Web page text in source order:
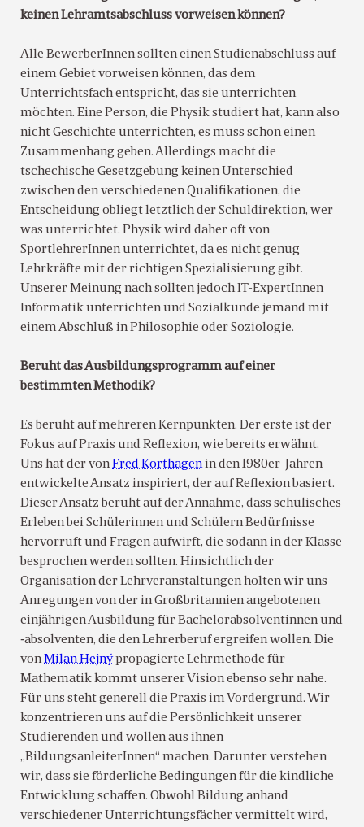
keinen Lehramtsabschluss vorweisen können?
Alle BewerberInnen sollten einen Studienabschluss auf
einem Gebiet vorweisen können, das dem
Unterrichtsfach entspricht, das sie unterrichten
möchten. Eine Person, die Physik studiert hat, kann also
nicht Geschichte unterrichten, es muss schon einen
Zusammenhang geben. Allerdings macht die
tschechische Gesetzgebung keinen Unterschied
zwischen den verschiedenen Qualifikationen, die
Entscheidung obliegt letztlich der Schuldirektion, wer
was unterrichtet. Physik wird daher oft von
SportlehrerInnen unterrichtet, da es nicht genug
Lehrkräfte mit der richtigen Spezialisierung gibt.
Unserer Meinung nach sollten jedoch IT-ExpertInnen
Informatik unterrichten und Sozialkunde jemand mit
einem Abschluß in Philosophie oder Soziologie.
Beruht das Ausbildungsprogramm auf einer
bestimmten Methodik?
Es beruht auf mehreren Kernpunkten. Der erste ist der
Fokus auf Praxis und Reflexion, wie bereits erwähnt.
Uns hat der vonFred Korthagenin den 1980er-Jahren
entwickelte Ansatz inspiriert, der auf Reflexion basiert.
Dieser Ansatz beruht auf der Annahme, dass schulisches
Erleben bei Schülerinnen und Schülern Bedürfnisse
hervorruft und Fragen aufwirft, die sodann in der Klasse
besprochen werden sollten. Hinsichtlich der
Organisation der Lehrveranstaltungen holten wir uns
Anregungen von der in Großbritannien angebotenen
einjährigen Ausbildung für Bachelorabsolventinnen und
‑absolventen, die den Lehrerberuf ergreifen wollen. Die
vonMilan Hejnýpropagierte Lehrmethode für
Mathematik kommt unserer Vision ebenso sehr nahe.
Für uns steht generell die Praxis im Vordergrund. Wir
konzentrieren uns auf die Persönlichkeit unserer
Studierenden und wollen aus ihnen
„BildungsanleiterInnen“ machen. Darunter verstehen
wir, dass sie förderliche Bedingungen für die kindliche
Entwicklung schaffen. Obwohl Bildung anhand
verschiedener Unterrichtungsfächer vermittelt wird,